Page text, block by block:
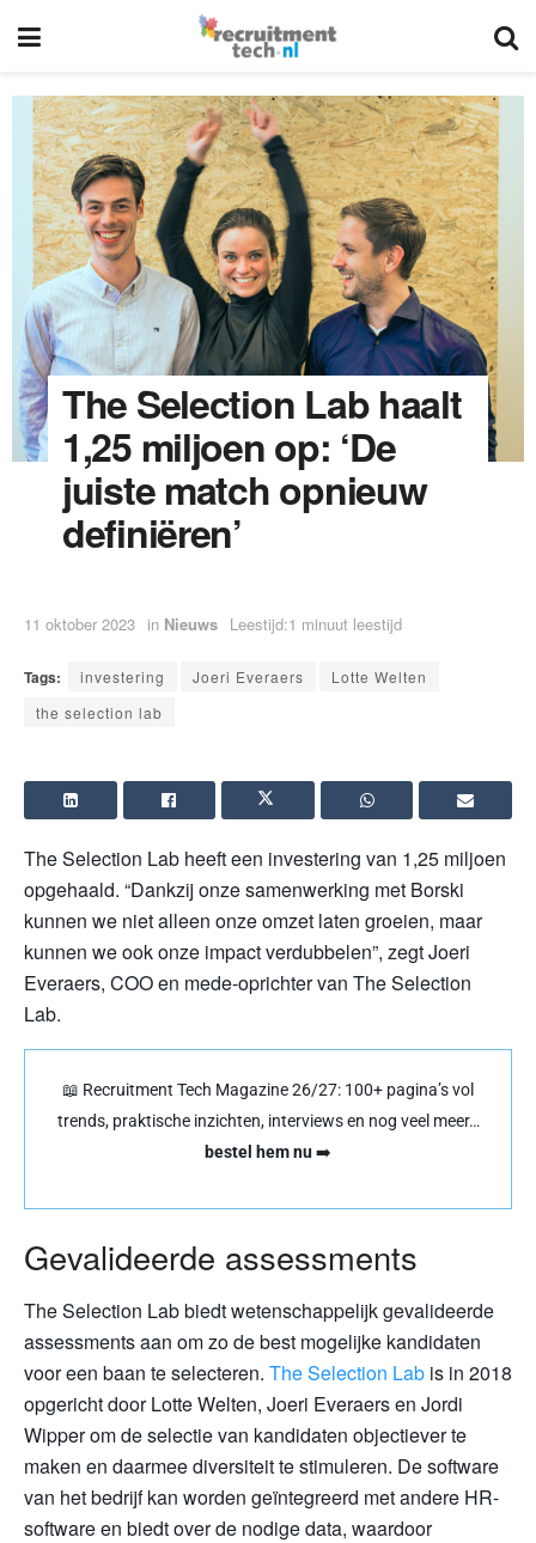
The Selection Lab haalt
1,25 miljoen op: ‘De
juiste match opnieuw
definiëren’
11 oktober 2023 in Nieuws Leestijd:1 minuut leestijd
Tags: investering Joeri Everaers
Lotte Welten
the selection lab
The Selection Lab heeft een investering van 1,25 miljoen
opgehaald. “Dankzij onze samenwerking met Borski
kunnen we niet alleen onze omzet laten groeien, maar
kunnen we ook onze impact verdubbelen”, zegt Joeri
Everaers, COO en mede-oprichter van The Selection
Lab.
📖 Recruitment Tech Magazine 26/27: 100+ pagina’s vol
trends, praktische inzichten, interviews en nog veel meer…
bestel hem nu➡️
Gevalideerde assessments
The Selection Lab biedt wetenschappelijk gevalideerde
assessments aan om zo de best mogelijke kandidaten
voor een baan te selecteren. The Selection Lab is in 2018
opgericht door Lotte Welten, Joeri Everaers en Jordi
Wipper om de selectie van kandidaten objectiever te
maken en daarmee diversiteit te stimuleren. De software
van het bedrijf kan worden geïntegreerd met andere HR-
software en biedt over de nodige data, waardoor